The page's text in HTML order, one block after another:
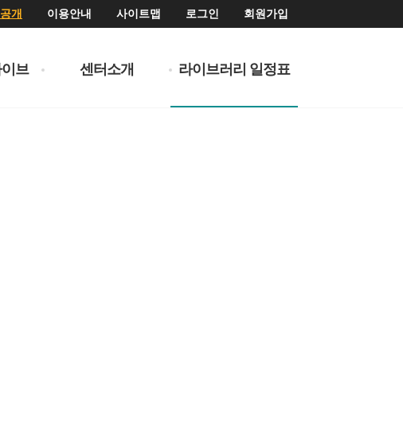
개 이용안내 사이트맵 로그인 회원가입
브 센터소개 라이브러리 일정표